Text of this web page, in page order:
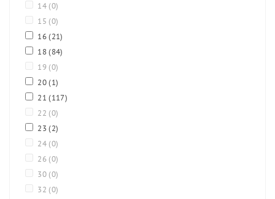
14 (0)
15 (0)
16(21)
18(84)
19 (0)
20(1)
21(117)
22 (0)
23(2)
24 (0)
26 (0)
30 (0)
32 (0)